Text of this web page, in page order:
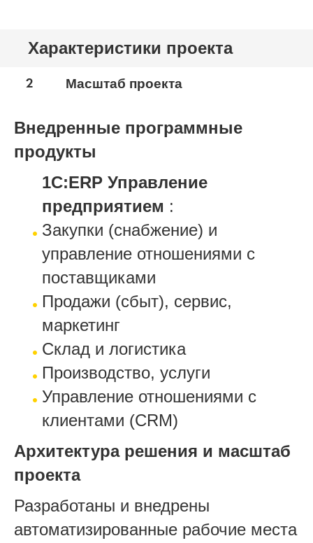
Характеристики проекта
2 Масштаб проекта
Внедренные программные
продукты
1С:ERP Управление
предприятием :
Закупки (снабжение) и
управление отношениями с
поставщиками
Продажи (сбыт), сервис,
маркетинг
Склад и логистика
Производство, услуги
Управление отношениями с
клиентами (CRM)
Архитектура решения и масштаб
проекта
Разработаны и внедрены
автоматизированные рабочие места